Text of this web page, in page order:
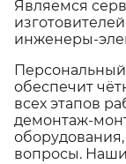
Являемся
инженеры-
обеспечит
всех этапов
демонтаж-
вопросы. Наши